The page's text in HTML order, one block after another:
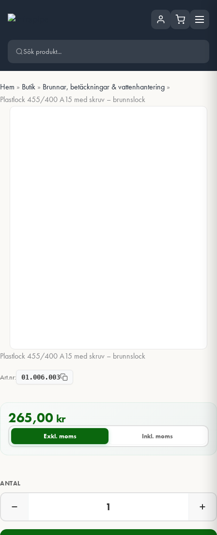
Hem » Butik » Brunnar, betäckningar & vattenhantering »
Plastlock 455/400 A15 med skruv – brunnslock
Plastlock 455/400 A15 med skruv – brunnslock
Art.nr: 01.006.003
265,00 kr
Exkl. moms Inkl. moms
ANTAL